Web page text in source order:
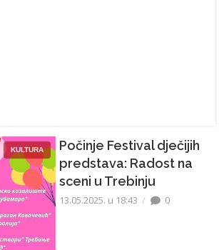
KULTURA
Počinje Festival dječijih
predstava: Radost na
sceni u Trebinju
13.05.2025. u 18:43 0